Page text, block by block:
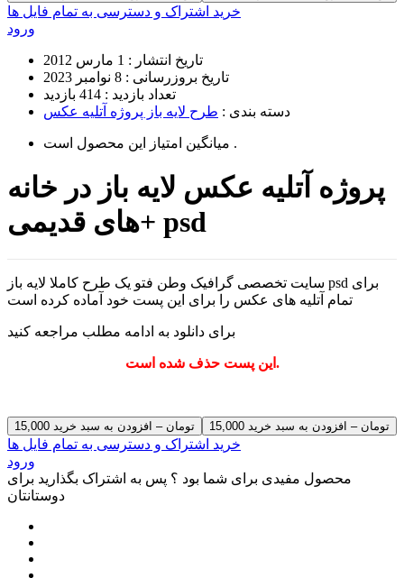
خرید اشتراک و دسترسی به تمام فایل ها
ورود
تاریخ انتشار : 1 مارس 2012
تاریخ بروزرسانی : 8 نوامبر 2023
تعداد بازدید : 414 بازدید
دسته بندی : طرح لایه باز پروژه آتلیه عکس
میانگین امتیاز این محصول است .
پروژه آتلیه عکس لایه باز در خانه
های قدیمی+ psd
سایت تخصصی گرافیک وطن فتو یک طرح کاملا لایه باز psd برای
تمام آتلیه های عکس را برای این پست خود آماده کرده است
برای دانلود به ادامه مطلب مراجعه کنید
این پست حذف شده است.
15,000 تومان – افزودن به سبد خرید
خرید اشتراک و دسترسی به تمام فایل ها
ورود
محصول مفیدی برای شما بود ؟ پس به اشتراک بگذارید برای
دوستانتان